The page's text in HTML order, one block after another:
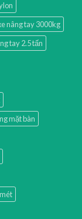
nâng tay 3000kg
tay 2.5 tấn
mặt bàn